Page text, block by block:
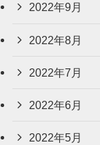
2022年9月
2022年8月
2022年7月
2022年6月
2022年5月